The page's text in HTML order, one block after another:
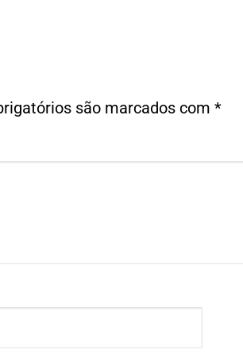
são marcados com *